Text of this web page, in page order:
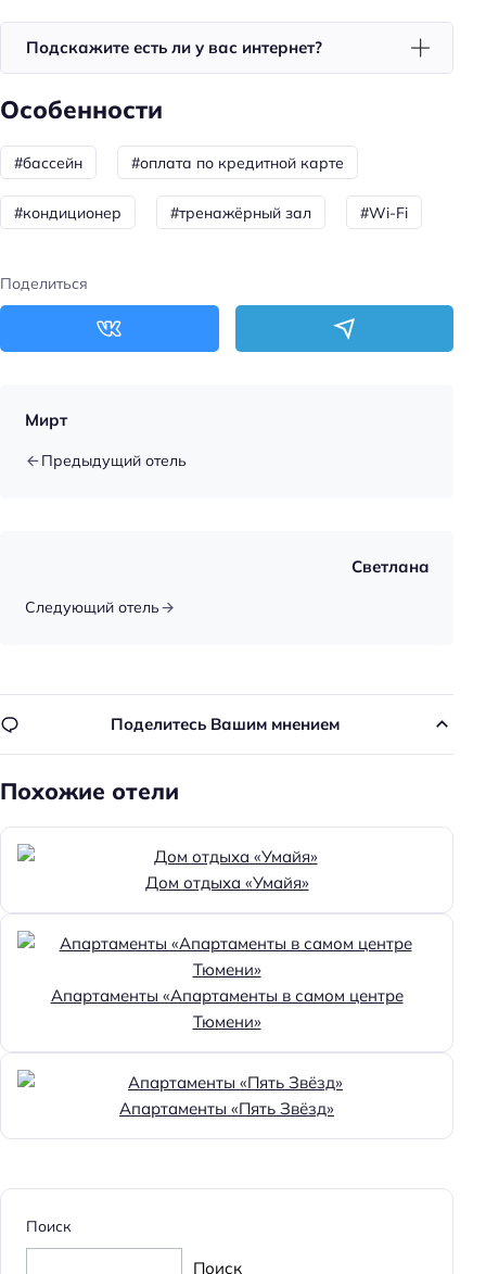
Подскажите есть ли у вас интернет?
Особенности
#бассейн #оплата по кредитной карте
#кондиционер #тренажёрный зал #Wi-Fi
Поделиться
Мирт
Предыдущий отель
Светлана
Следующий отель
Поделитесь Вашим мнением
Похожие отели
Дом отдыха «Умайя»
Апартаменты «Апартаменты в самом центре
Тюмени»
Апартаменты «Пять Звёзд»
Поиск
Поиск